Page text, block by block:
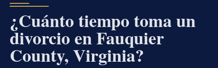
¿Cuánto tiempo toma un
divorcio en Fauquier
County, Virginia?